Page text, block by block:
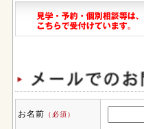
お名前 （必須）